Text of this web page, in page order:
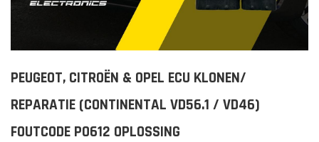
PEUGEOT, CITROËN & OPEL ECU KLONEN/
REPARATIE (CONTINENTAL VD56.1 / VD46)
FOUTCODE P0612 OPLOSSING